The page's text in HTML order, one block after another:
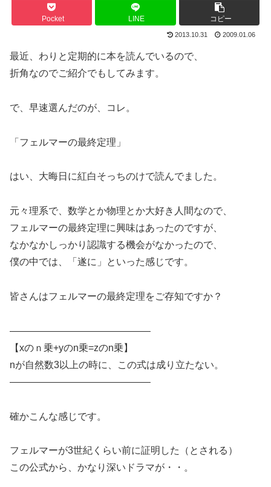
Pocket LINE コピー
2013.10.31 2009.01.06
最近、わりと定期的に本を読んでいるので、
折角なのでご紹介でもしてみます。
で、早速選んだのが、コレ。
「フェルマーの最終定理」
はい、大晦日に紅白そっちのけで読んでました。
元々理系で、数学とか物理とか大好き人間なので、
フェルマーの最終定理に興味はあったのですが、
なかなかしっかり認識する機会がなかったので、
僕の中では、「遂に」といった感じです。
皆さんはフェルマーの最終定理をご存知ですか？
——————————————–
【xのｎ乗+yのn乗=zのn乗】
nが自然数3以上の時に、この式は成り立たない。
——————————————–
確かこんな感じです。
フェルマーが3世紀くらい前に証明した（とされる）
この公式から、かなり深いドラマが・・。